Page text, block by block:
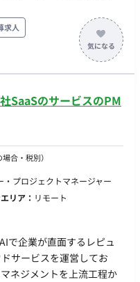
モートで開発を行ってい
MySQL, TiDB ・インフ
合は別日で調整し、不足
ルです。残業は基本的0と
、3ヶ月以上の契約更新を
求人
SaaSのサービスのPM
合・税別）
プロジェクトマネージャー
エリア： リモート
で企業が直面するレピュ
サービスを運営してお
ネジメントを上流工程か